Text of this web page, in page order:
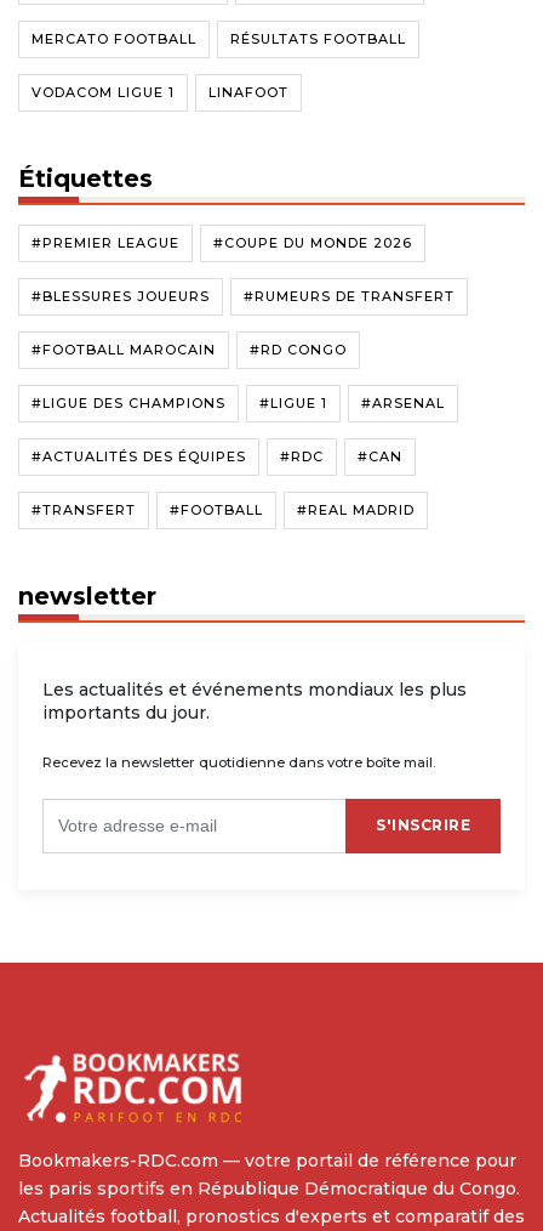
MERCATO FOOTBALL RÉSULTATS FOOTBALL
VODACOM LIGUE 1 LINAFOOT
Étiquettes
#PREMIER LEAGUE #COUPE DU MONDE 2026
#BLESSURES JOUEURS #RUMEURS DE TRANSFERT
#FOOTBALL MAROCAIN #RD CONGO
#LIGUE DES CHAMPIONS #LIGUE 1 #ARSENAL
#ACTUALITÉS DES ÉQUIPES #RDC #CAN
#TRANSFERT #FOOTBALL #REAL MADRID
newsletter
Les actualités et événements mondiaux les plus
importants du jour.
Recevez la newsletter quotidienne dans votre boîte mail.
S'INSCRIRE
Bookmakers-RDC.com — votre portail de référence pour
les paris sportifs en République Démocratique du Congo.
Actualités football, pronostics d'experts et comparatif des